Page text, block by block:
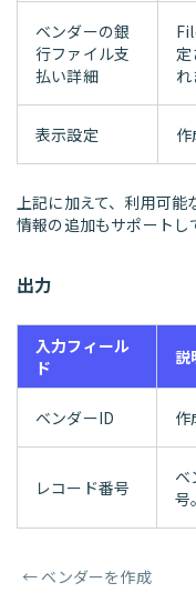
ベンダーの銀
行ファイル支
払い詳細
れ
表示設定 作
上記に加えて、利用可
情報の追加もサポートし
出力
入力フィール
ド
説
ベンダーID 作
レコード番号
ベ
号。
ページャー
← ベンダーを作成